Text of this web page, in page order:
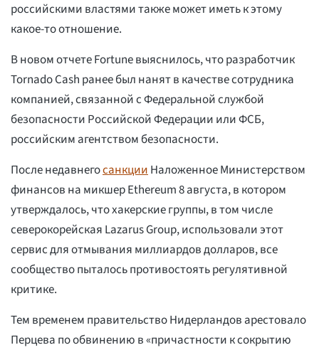
российскими властями также может иметь к этому
какое-то отношение.
В новом отчете Fortune выяснилось, что разработчик
Tornado Cash ранее был нанят в качестве сотрудника
компанией, связанной с Федеральной службой
безопасности Российской Федерации или ФСБ,
российским агентством безопасности.
После недавнегосанкцииНаложенное Министерством
финансов на микшер Ethereum 8 августа, в котором
утверждалось, что хакерские группы, в том числе
северокорейская Lazarus Group, использовали этот
сервис для отмывания миллиардов долларов, все
сообщество пыталось противостоять регулятивной
критике.
Тем временем правительство Нидерландов арестовало
Перцева по обвинению в «причастности к сокрытию